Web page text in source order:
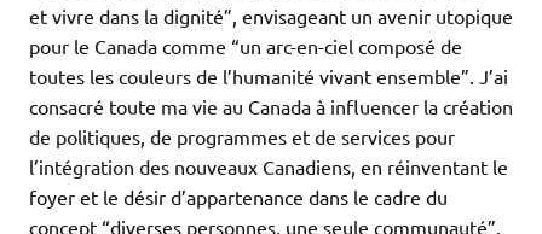
et vivre dans la dignité”, envisageant un avenir utopique
pour le Canada comme “un arc-en-ciel composé de
toutes les couleurs de l’humanité vivant ensemble”. J’ai
consacré toute ma vie au Canada à influencer la création
de politiques, de programmes et de services pour
l’intégration des nouveaux Canadiens, en réinventant le
foyer et le désir d’appartenance dans le cadre du
concept “diverses personnes, une seule communauté”.